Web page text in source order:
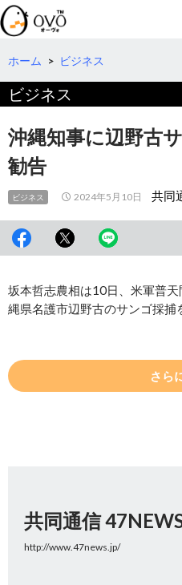
検
索
コ
テ
へ
移
動
ホーム > ビジネス
ビジネス
沖縄知事に辺野古
勧告
ビジネス 2024年5月10日 共同
坂本哲志農相は10日、米軍普
縄県名護市辺野古のサンゴ採
さら
共同通信
http://www.47news.jp/